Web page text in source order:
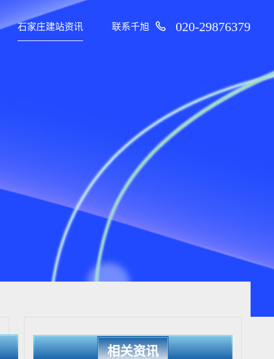
石家庄建站资讯 联系千旭 020-29876379
相关资讯